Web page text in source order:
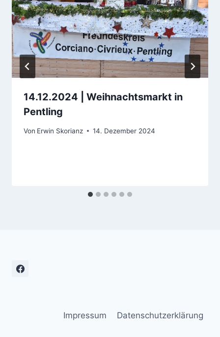
14.12.2024 | Weihnachtsmarkt in
Pentling
Von Erwin Skorianz 14. Dezember 2024
Impressum Datenschutzerklärung